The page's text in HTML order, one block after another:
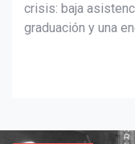
crisis: baja
graduación y una